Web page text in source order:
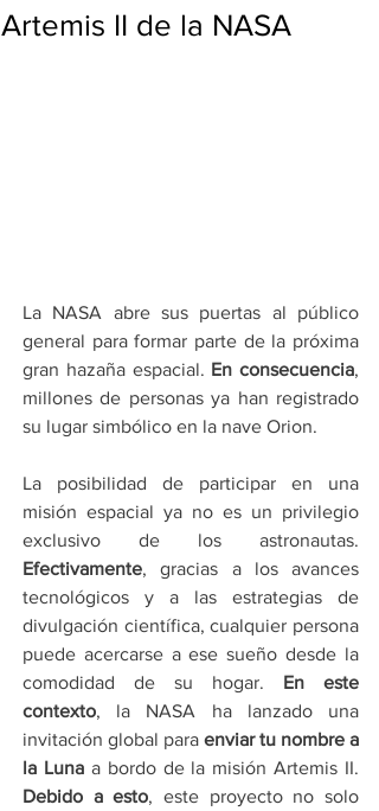
Artemis II de la NASA
La NASA abre sus puertas al público
general para formar parte de la próxima
gran hazaña espacial. En consecuencia,
millones de personas ya han registrado
su lugar simbólico en la nave Orion.
La posibilidad de participar en una
misión espacial ya no es un privilegio
Efectivamente, gracias a los avances
tecnológicos y a las estrategias de
divulgación científica, cualquier persona
puede acercarse a ese sueño desde la
comodidad de su hogar. En este
contexto, la NASA ha lanzado una
invitación global para enviar tu nombre a
la Luna
Debido a esto, este proyecto no solo